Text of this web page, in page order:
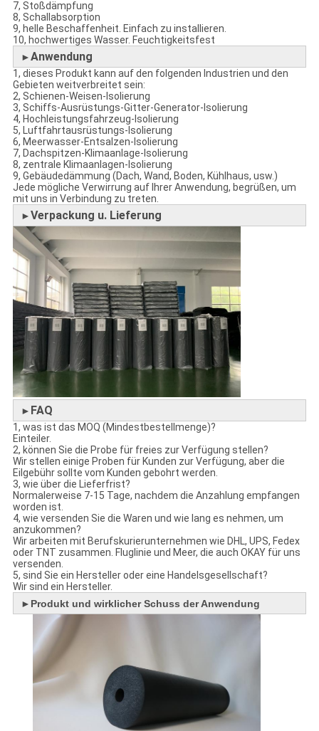
7, Stoßdämpfung
8, Schallabsorption
9, helle Beschaffenheit. Einfach zu installieren.
10, hochwertiges Wasser. Feuchtigkeitsfest
►Anwendung
1, dieses Produkt kann auf den folgenden Industrien und den
Gebieten weitverbreitet sein:
2, Schienen-Weisen-Isolierung
3, Schiffs-Ausrüstungs-Gitter-Generator-Isolierung
4, Hochleistungsfahrzeug-Isolierung
5, Luftfahrtausrüstungs-Isolierung
6, Meerwasser-Entsalzen-Isolierung
7, Dachspitzen-Klimaanlage-Isolierung
8, zentrale Klimaanlagen-Isolierung
9, Gebäudedämmung (Dach, Wand, Boden, Kühlhaus, usw.)
Jede mögliche Verwirrung auf Ihrer Anwendung, begrüßen, um
mit uns in Verbindung zu treten.
►Verpackung u. Lieferung
► FAQ
1, was ist das MOQ (Mindestbestellmenge)?
Einteiler.
2, können Sie die Probe für freies zur Verfügung stellen?
Wir stellen einige Proben für Kunden zur Verfügung, aber die
Eilgebühr sollte vom Kunden gebohrt werden.
3, wie über die Lieferfrist?
Normalerweise 7-15 Tage, nachdem die Anzahlung empfangen
worden ist.
4, wie versenden Sie die Waren und wie lang es nehmen, um
anzukommen?
Wir arbeiten mit Berufskurierunternehmen wie DHL, UPS, Fedex
oder TNT zusammen. Fluglinie und Meer, die auch OKAY für uns
versenden.
5, sind Sie ein Hersteller oder eine Handelsgesellschaft?
Wir sind ein Hersteller.
► Produkt und wirklicher Schuss der Anwendung